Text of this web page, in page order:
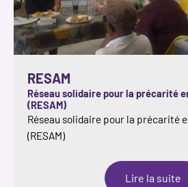
RESAM
Réseau solidaire pour la précarité
(RESAM)
Réseau solidaire pour la précarité
(RESAM)
Lire la suite